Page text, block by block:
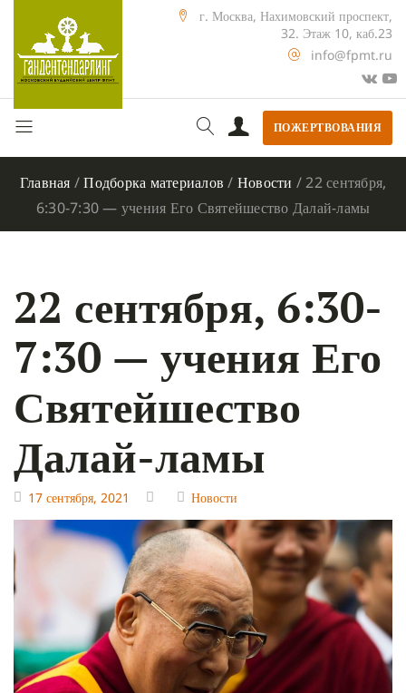
г. Москва, Нахимовский проспект,
32. Этаж 10, каб.23
info@fpmt.ru
ПОЖЕРТВОВАНИЯ
Главная /Подборка материалов / Новости /22 сентября,
6:30-7:30 — учения Его Святейшество Далай-ламы
22 сентября, 6:30-
7:30 — учения Его
Святейшество
Далай-ламы
17 сентября, 2021 Новости